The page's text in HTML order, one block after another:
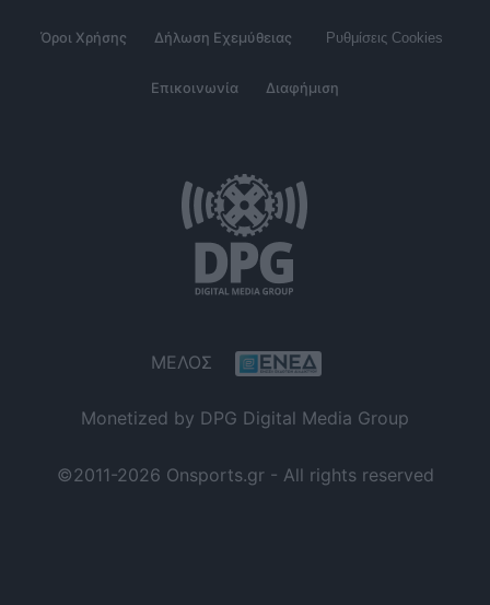
Όροι Χρήσης Δήλωση Εχεμύθειας Ρυθμίσεις Cookies
Επικοινωνία Διαφήμιση
ΜΕΛΟΣ
Monetized by DPG Digital Media Group
©2011-2026 Onsports.gr - All rights reserved